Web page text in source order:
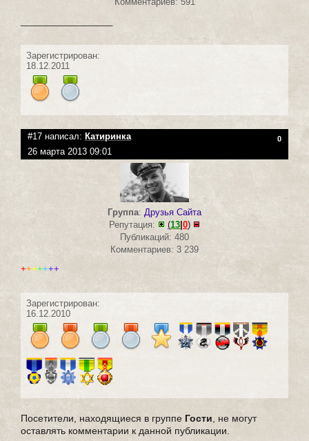
Зарегистрирован:
18.12.2011
#17 написал: Катиринка 0
26 марта 2013 09:01
Группа: Друзья Сайта
Репутация:
(13|0)
Публикаций: 480
Комментариев: 3 239
+++++++
Зарегистрирован:
16.12.2010
Посетители, находящиеся в группе Гости , не могут
оставлять комментарии к данной публикации.